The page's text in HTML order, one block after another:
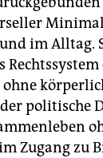
im Alltag.
politische
Zugang zu